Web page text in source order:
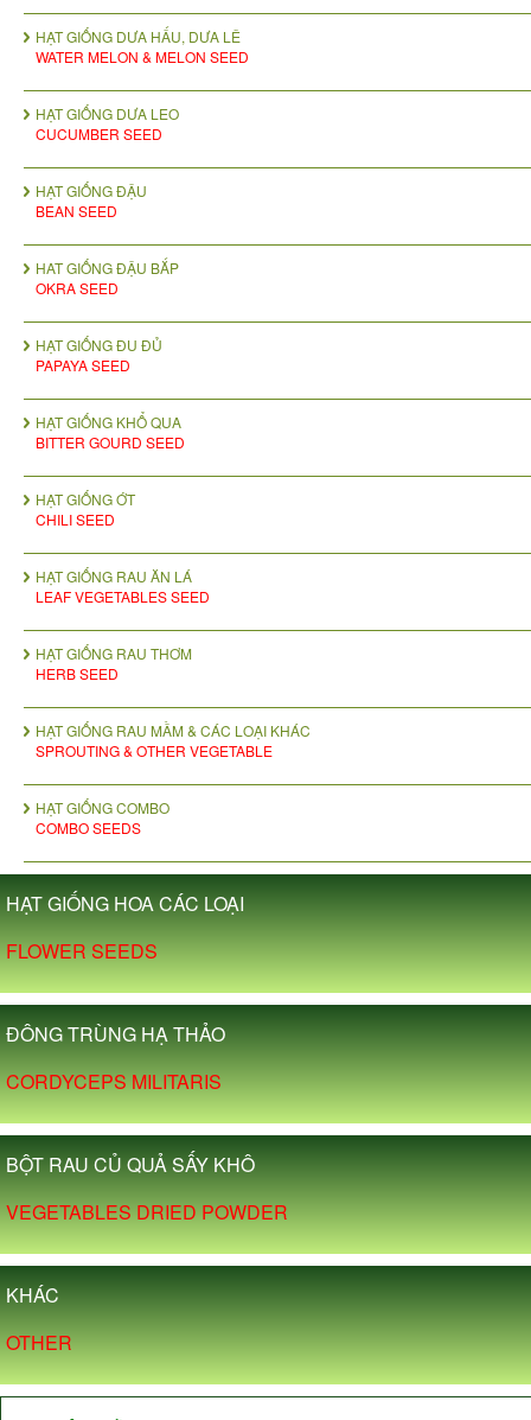
HẠT GIỐNG DƯA HẤU, DƯA LÊ
WATER MELON & MELON SEED
HẠT GIỐNG DƯA LEO
CUCUMBER SEED
HẠT GIỐNG ĐẬU
BEAN SEED
HAT GIỐNG ĐẬU BẮP
OKRA SEED
HẠT GIỐNG ĐU ĐỦ
PAPAYA SEED
HẠT GIỐNG KHỔ QUA
BITTER GOURD SEED
HẠT GIỐNG ỚT
CHILI SEED
HẠT GIỐNG RAU ĂN LÁ
LEAF VEGETABLES SEED
HẠT GIỐNG RAU THƠM
HERB SEED
HẠT GIỐNG RAU MẦM & CÁC LOẠI KHÁC
SPROUTING & OTHER VEGETABLE
HẠT GIỐNG COMBO
COMBO SEEDS
HẠT GIỐNG HOA CÁC LOẠI
FLOWER SEEDS
ĐÔNG TRÙNG HẠ THẢO
CORDYCEPS MILITARIS
BỘT RAU CỦ QUẢ SẤY KHÔ
VEGETABLES DRIED POWDER
KHÁC
OTHER